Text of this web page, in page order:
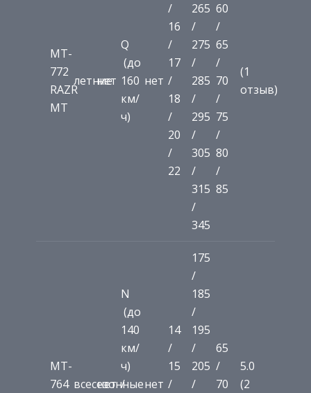
MT-
772
RAZR
MT
летние
нет
Q
(до
160
км/
ч)
нет
/
16
/
17
/
18
/
20
/
22
265
/
275
/
285
/
295
/
305
/
315
/
345
60
/
65
/
70
/
75
/
80
/
85
(1
отзыв)
MT-
764 всесезонные
нет
N
(до
140
км/
ч)
/
нет
14
/
15
/
175
/
185
/
195
/
205
/
65
/
70
5.0
(2